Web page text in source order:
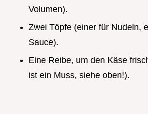
Volumen).
Zwei Töpfe (einer für Nudeln,
Sauce).
Eine Reibe, um den Käse
ist ein Muss, siehe oben!).